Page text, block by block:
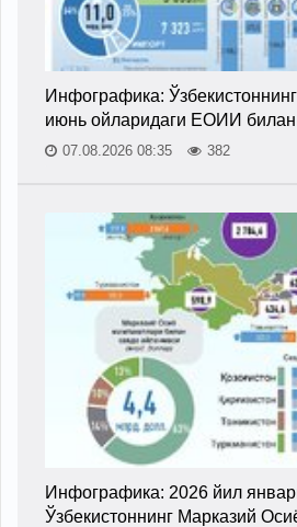
Инфографика:
июнь ойларидаги ЕОИИ билан
07.08.2026 08:35 382
Инфографика: 2026 йил
Ўзбекистоннинг Марказий